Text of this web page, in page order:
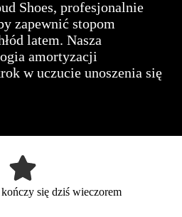
Shoes, profesjonalnie
zapewnić stopom
latem. Nasza
amortyzacji
w uczucie unoszenia się
się dziś wieczorem